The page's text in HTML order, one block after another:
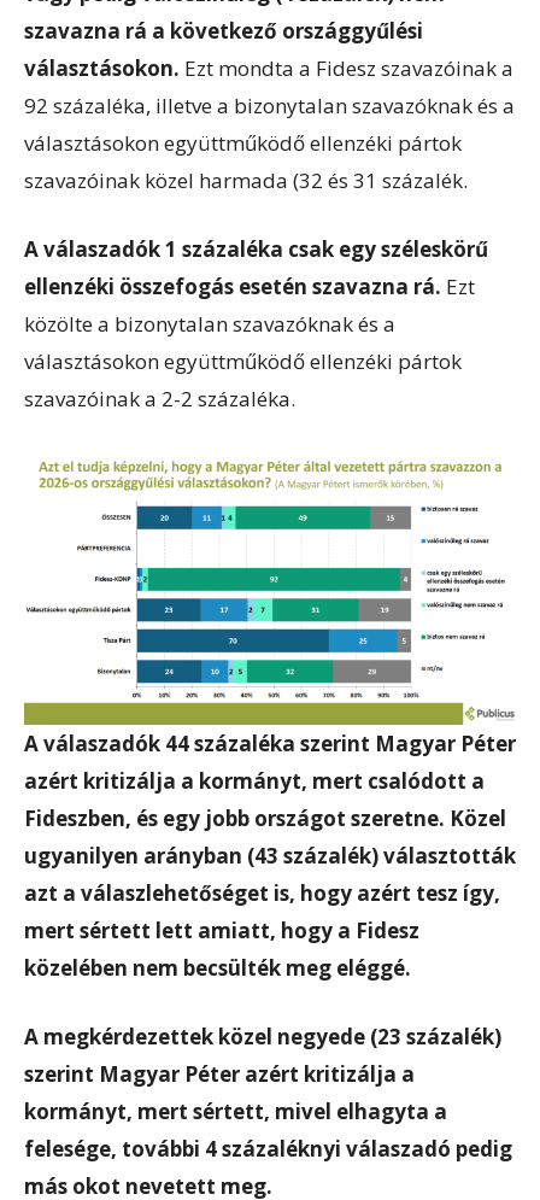
szavazna rá a következő országgyűlési
választásokon. Ezt mondta a Fidesz szavazóinak a
92 százaléka, illetve a bizonytalan szavazóknak és a
választásokon együttműködő ellenzéki pártok
szavazóinak közel harmada (32 és 31 százalék.
A válaszadók 1 százaléka csak egy széleskörű
ellenzéki összefogás esetén szavazna rá. Ezt
közölte a bizonytalan szavazóknak és a
választásokon együttműködő ellenzéki pártok
szavazóinak a 2-2 százaléka.
A válaszadók 44 százaléka szerint Magyar Péter
azért kritizálja a kormányt, mert csalódott a
Fideszben, és egy jobb országot szeretne. Közel
ugyanilyen arányban (43 százalék) választották
azt a válaszlehetőséget is, hogy azért tesz így,
mert sértett lett amiatt, hogy a Fidesz
közelében nem becsülték meg eléggé.
A megkérdezettek közel negyede (23 százalék)
szerint Magyar Péter azért kritizálja a
kormányt, mert sértett, mivel elhagyta a
felesége, további 4 százaléknyi válaszadó pedig
más okot nevetett meg.